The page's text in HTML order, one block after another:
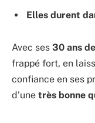
Elles durent
Avec ses 30 ans
frappé fort, en
confiance en ses
d’une très bonne